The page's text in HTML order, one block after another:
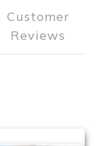
Customer
Reviews